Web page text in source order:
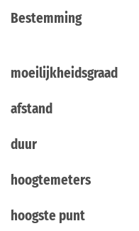
Bestemming
moeilijkheidsgraad
afstand
duur
hoogtemeters
hoogste punt